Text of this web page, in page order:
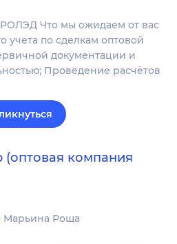
Что мы ожидаем от вас
учета по сделкам оптовой
документации и
Проведение расчётов
(оптовая компания
Марьина Роща